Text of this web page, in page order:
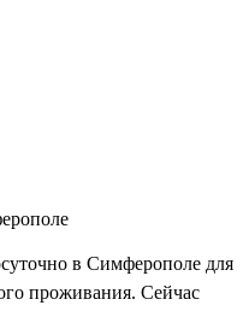
в Симферополе для
проживания. Сейчас